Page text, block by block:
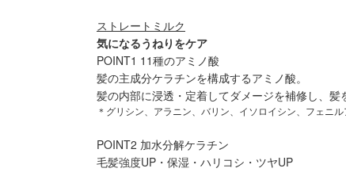
ストレートミルク
気になるうねりをケア
POINT1 11種のアミノ酸
髪の主成分ケラチンを構成するアミノ酸。
髪の内部に浸透・定着してダメージを補修し、髪
＊グリシン、アラニン、バリン、イソロイシン、フェニ
POINT2 加水分解ケラチン
毛髪強度UP・保湿・ハリコシ・ツヤUP